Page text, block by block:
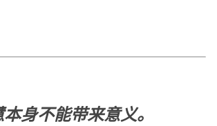
本身不能带来意义。